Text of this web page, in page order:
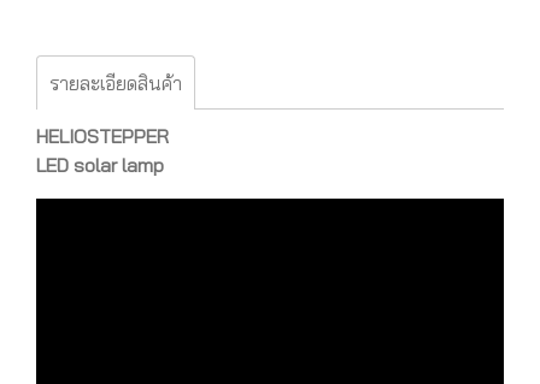
รายละเอียดสินค้า
HELIOSTEPPER
LED solar lamp